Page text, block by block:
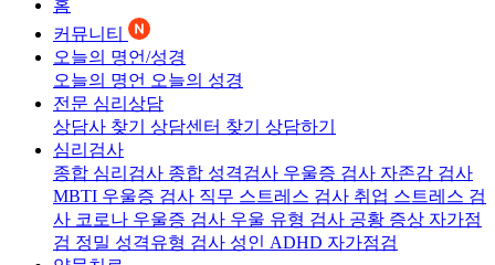
홈
커뮤니티
오늘의 명언/성경
오늘의 명언 오늘의 성경
전문 심리상담
상담사 찾기 상담센터 찾기 상담하기
심리검사
종합 심리검사 종합 성격검사 우울증 검사 자존감 검사
MBTI 우울증 검사 직무 스트레스 검사 취업 스트레스 검
사 코로나 우울증 검사 우울 유형 검사 공황 증상 자가점
검 정밀 성격유형 검사 성인 ADHD 자가점검